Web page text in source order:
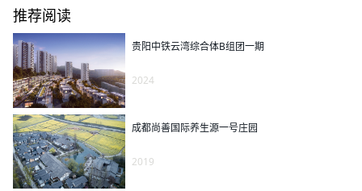
推荐阅读
贵阳中铁云湾综合体B组团一期
2024
成都尚善国际养生源一号庄园
2019